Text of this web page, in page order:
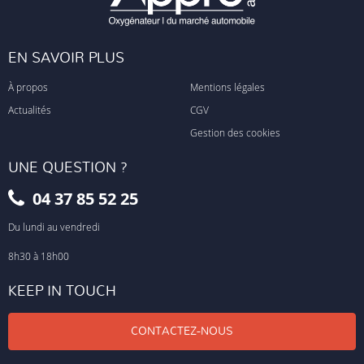
EN SAVOIR PLUS
À propos
Actualités
Mentions légales
CGV
Gestion des cookies
UNE QUESTION ?
04 37 85 52 25
Du lundi au vendredi
8h30 à 18h00
KEEP IN TOUCH
CONTACTEZ-NOUS